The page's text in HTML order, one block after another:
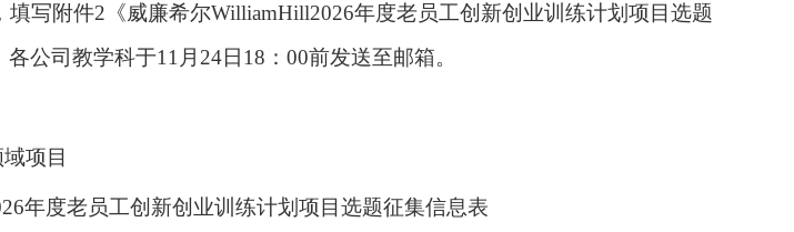
填写附件2《威廉希尔WilliamHill2026年度老员工创新创业训练计划项目选题
公司教学科于11月24日18：00前发送至邮箱。
域项目
年度老员工创新创业训练计划项目选题征集信息表